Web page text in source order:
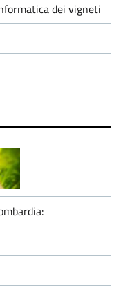
dei vigneti